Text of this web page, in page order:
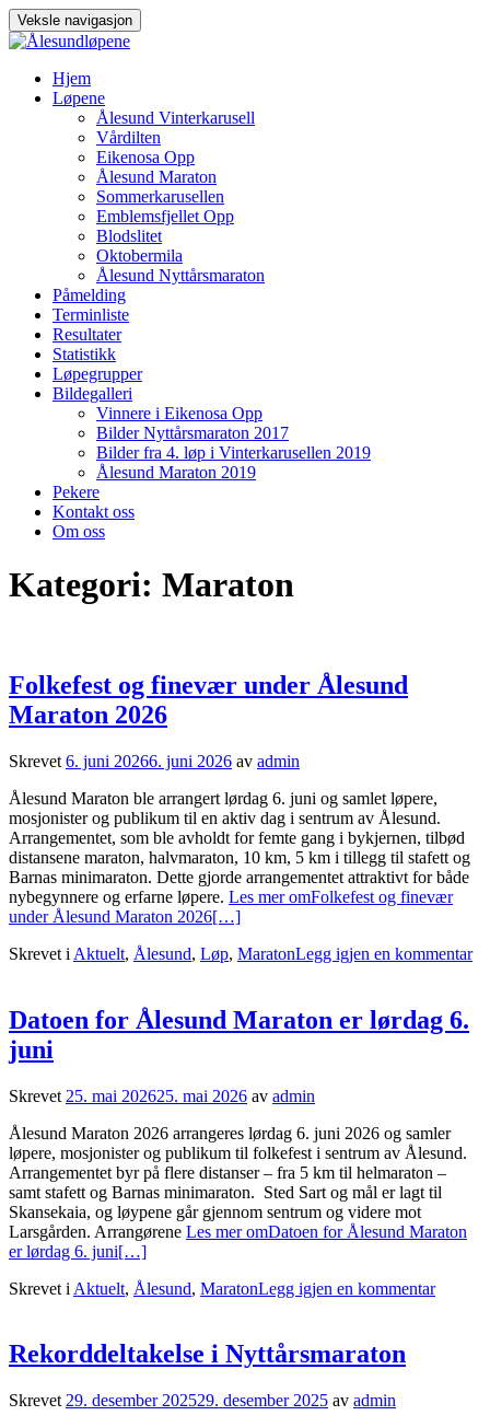
Veksle navigasjon
Hjem
Løpene
Ålesund Vinterkarusell
Vårdilten
Eikenosa Opp
Ålesund Maraton
Sommerkarusellen
Emblemsfjellet Opp
Blodslitet
Oktobermila
Ålesund Nyttårsmaraton
Påmelding
Terminliste
Resultater
Statistikk
Løpegrupper
Bildegalleri
Vinnere i Eikenosa Opp
Bilder Nyttårsmaraton 2017
Bilder fra 4. løp i Vinterkarusellen 2019
Ålesund Maraton 2019
Pekere
Kontakt oss
Om oss
Kategori: Maraton
Folkefest og finevær under Ålesund
Maraton 2026
Skrevet 6. juni 20266. juni 2026 av admin
Ålesund Maraton ble arrangert lørdag 6. juni og samlet løpere,
mosjonister og publikum til en aktiv dag i sentrum av Ålesund.
Arrangementet, som ble avholdt for femte gang i bykjernen, tilbød
distansene maraton, halvmaraton, 10 km, 5 km i tillegg til stafett og
Barnas minimaraton. Dette gjorde arrangementet attraktivt for både
nybegynnere og erfarne løpere. Les mer omFolkefest og finevær
under Ålesund Maraton 2026[…]
Skrevet i Aktuelt, Ålesund, Løp, MaratonLegg igjen en kommentar
Datoen for Ålesund Maraton er lørdag 6.
juni
Skrevet 25. mai 202625. mai 2026 av admin
Ålesund Maraton 2026 arrangeres lørdag 6. juni 2026 og samler
løpere, mosjonister og publikum til folkefest i sentrum av Ålesund.
Arrangementet byr på flere distanser – fra 5 km til helmaraton –
samt stafett og Barnas minimaraton. Sted Sart og mål er lagt til
Skansekaia, og løypene går gjennom sentrum og videre mot
Larsgården. Arrangørene Les mer omDatoen for Ålesund Maraton
er lørdag 6. juni[…]
Skrevet i Aktuelt, Ålesund, MaratonLegg igjen en kommentar
Rekorddeltakelse i Nyttårsmaraton
Skrevet 29. desember 202529. desember 2025 av admin